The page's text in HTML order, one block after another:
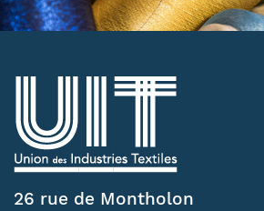
26 rue de Montholon